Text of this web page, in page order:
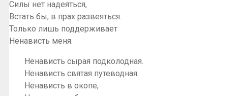
Силы нет надеяться,
Встать бы, в прах развеяться.
Только лишь поддерживает
Ненависть меня.
Ненависть сырая подколодная.
Ненависть святая путеводная.
Ненависть в окопе,